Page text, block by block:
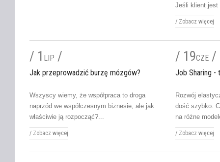
Jeśli klient jest
/ Zobacz więcej
/ 1 LIP /
Jak przeprowadzić burzę mózgów?
Wszyscy wiemy, że współpraca to droga
naprzód we współczesnym biznesie, ale jak
właściwie ją rozpocząć?...
/ Zobacz więcej
/ 19CZE /
Job Sharing -
Rozwój
dość szybko.
na różne
/ Zobacz więcej